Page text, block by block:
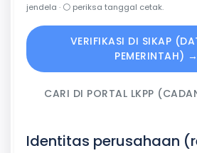
jendela · ⚪ periksa tanggal cetak.
VERIFIKASI DI SIKAP
PEMERINTAH) →
CARI DI PORTAL LKPP
Identitas perusahaan